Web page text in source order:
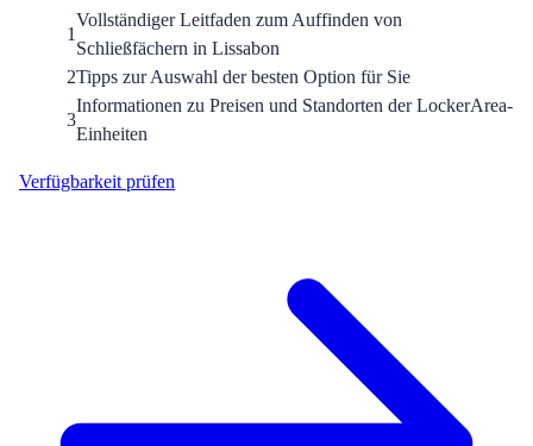
1
Vollständiger Leitfaden zum Auffinden von
Schließfächern in Lissabon
2Tipps zur Auswahl der besten Option für Sie
3
Informationen zu Preisen und Standorten der LockerArea-
Einheiten
Verfügbarkeit prüfen